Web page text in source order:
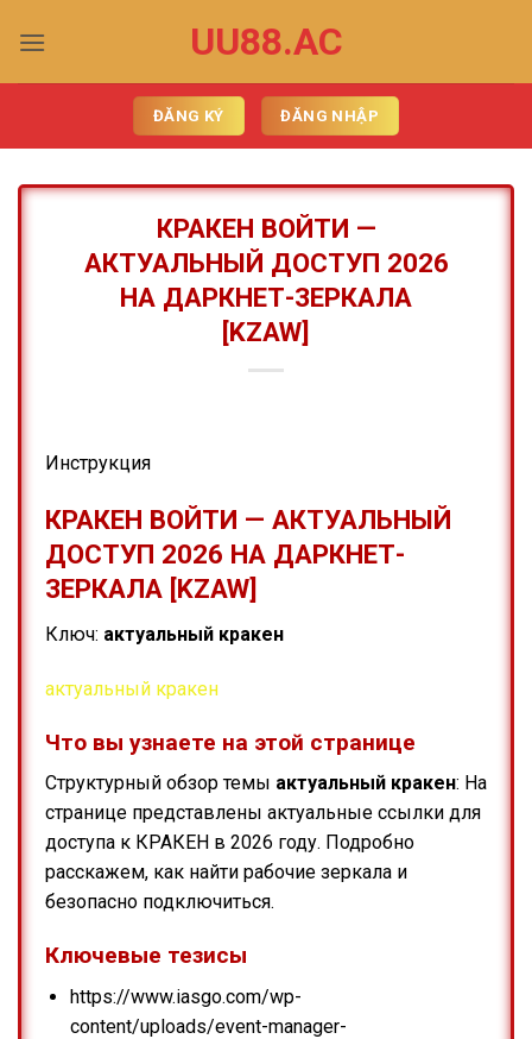
UU88.AC
ĐĂNG KÝ ĐĂNG NHẬP
КРАКЕН ВОЙТИ —
АКТУАЛЬНЫЙ ДОСТУП 2026
НА ДАРКНЕТ-ЗЕРКАЛА
[KZAW]
Инструкция
КРАКЕН ВОЙТИ — АКТУАЛЬНЫЙ
ДОСТУП 2026 НА ДАРКНЕТ-
ЗЕРКАЛА [KZAW]
Ключ: актуальный кракен
актуальный кракен
Что вы узнаете на этой странице
Структурный обзор темы актуальный кракен: На
странице представлены актуальные ссылки для
доступа к КРАКЕН в 2026 году. Подробно
расскажем, как найти рабочие зеркала и
безопасно подключиться.
Ключевые тезисы
https://www.iasgo.com/wp-
content/uploads/event-manager-